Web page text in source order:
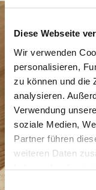
Diese Webseite
Wir verwenden
personalisieren,
zu können und die
analysieren.
Verwendung
soziale Medien,
Partner führen
weiteren Daten